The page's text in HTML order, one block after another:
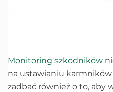
Monitoring szkodników
na ustawianiu
zadbać również o to, aby